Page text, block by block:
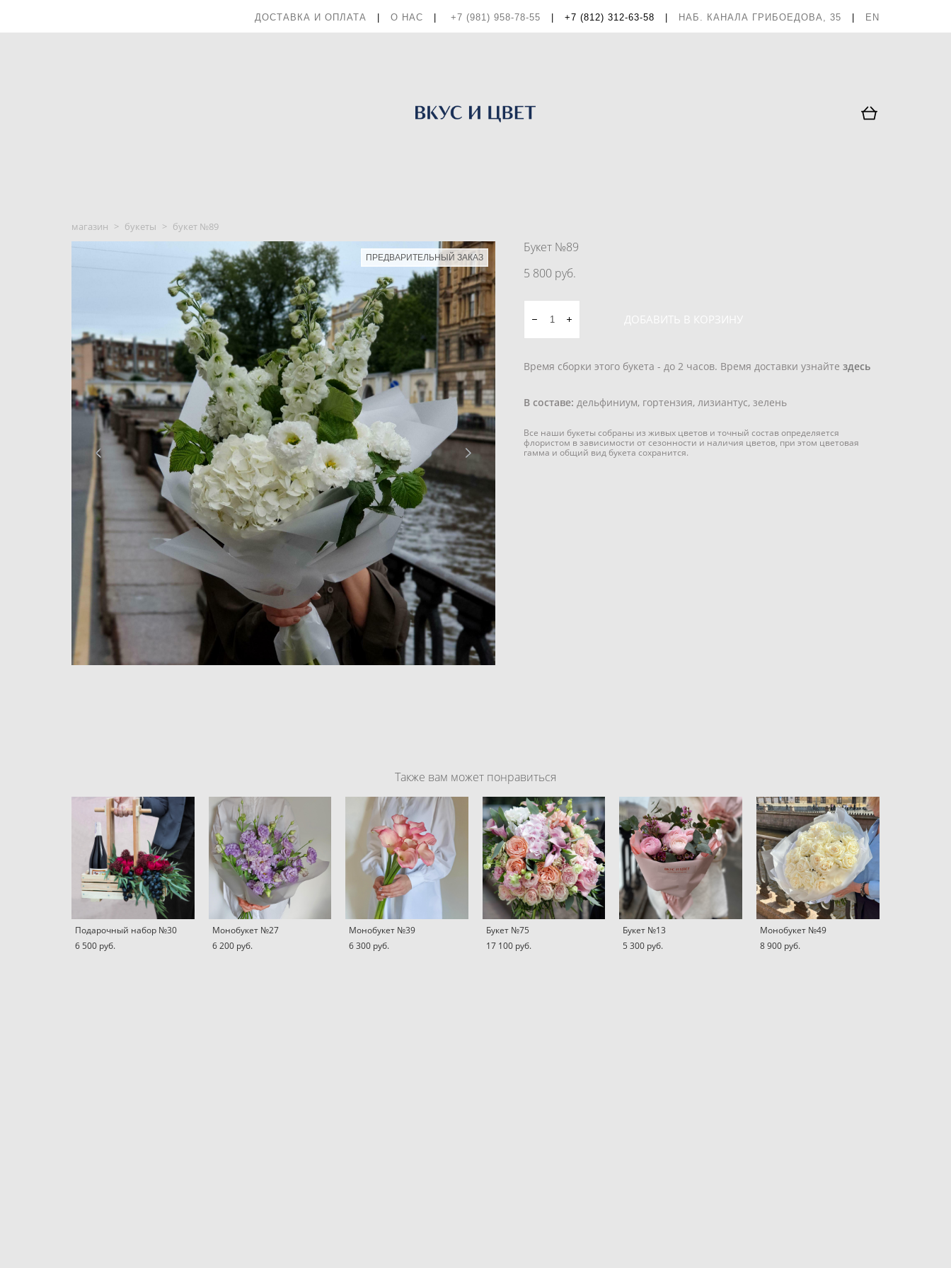
ДОСТАВКА И ОПЛАТА О НАС +7 (981) 958-78-55 +7 (812) 312-63-58 НАБ. КАНАЛА ГРИБОЕДОВА, 35 EN
магазин > букеты > букет №89
ПРЕДВАРИТЕЛЬНЫЙ ЗАКАЗ
Букет №89
5 800 pуб.
ДОБАВИТЬ В КОРЗИНУ
Время сборки этого букета - до 2 часов. Время доставки узнайтездесь
В составе:дельфиниум, гортензия, лизиантус, зелень
Все наши букеты собраны из живых цветов и точный состав определяется
флористом в зависимости от сезонности и наличия цветов, при этом цветовая
гамма и общий вид букета сохранится.
Также вам может понравиться
Подарочный набор №30
6 500 pуб.
Монобукет №27
6 200 pуб.
Монобукет №39
6 300 pуб.
Букет №75
17 100 pуб.
Букет №13
5 300 pуб.
Монобукет №49
8 900 pуб.